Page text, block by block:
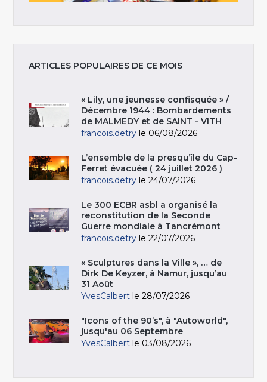
ARTICLES POPULAIRES DE CE MOIS
« Lily, une jeunesse confisquée » /
Décembre 1944 : Bombardements
de MALMEDY et de SAINT - VITH
francois.detry le 06/08/2026
L’ensemble de la presqu’île du Cap-
Ferret évacuée ( 24 juillet 2026 )
francois.detry le 24/07/2026
Le 300 ECBR asbl a organisé la
reconstitution de la Seconde
Guerre mondiale à Tancrémont
francois.detry le 22/07/2026
« Sculptures dans la Ville », … de
Dirk De Keyzer, à Namur, jusqu’au
31 Août
YvesCalbert le 28/07/2026
"Icons of the 90’s", à "Autoworld",
jusqu'au 06 Septembre
YvesCalbert le 03/08/2026